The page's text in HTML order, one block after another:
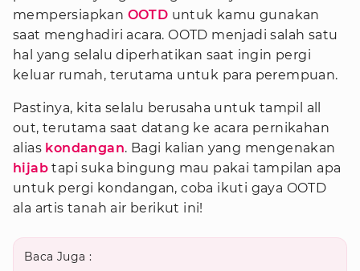
mempersiapkan OOTD untuk kamu gunakan
saat menghadiri acara. OOTD menjadi salah satu
hal yang selalu diperhatikan saat ingin pergi
keluar rumah, terutama untuk para perempuan.
Pastinya, kita selalu berusaha untuk tampil all
out, terutama saat datang ke acara pernikahan
alias kondangan. Bagi kalian yang mengenakan
hijab tapi suka bingung mau pakai tampilan apa
untuk pergi kondangan, coba ikuti gaya OOTD
ala artis tanah air berikut ini!
Baca Juga :